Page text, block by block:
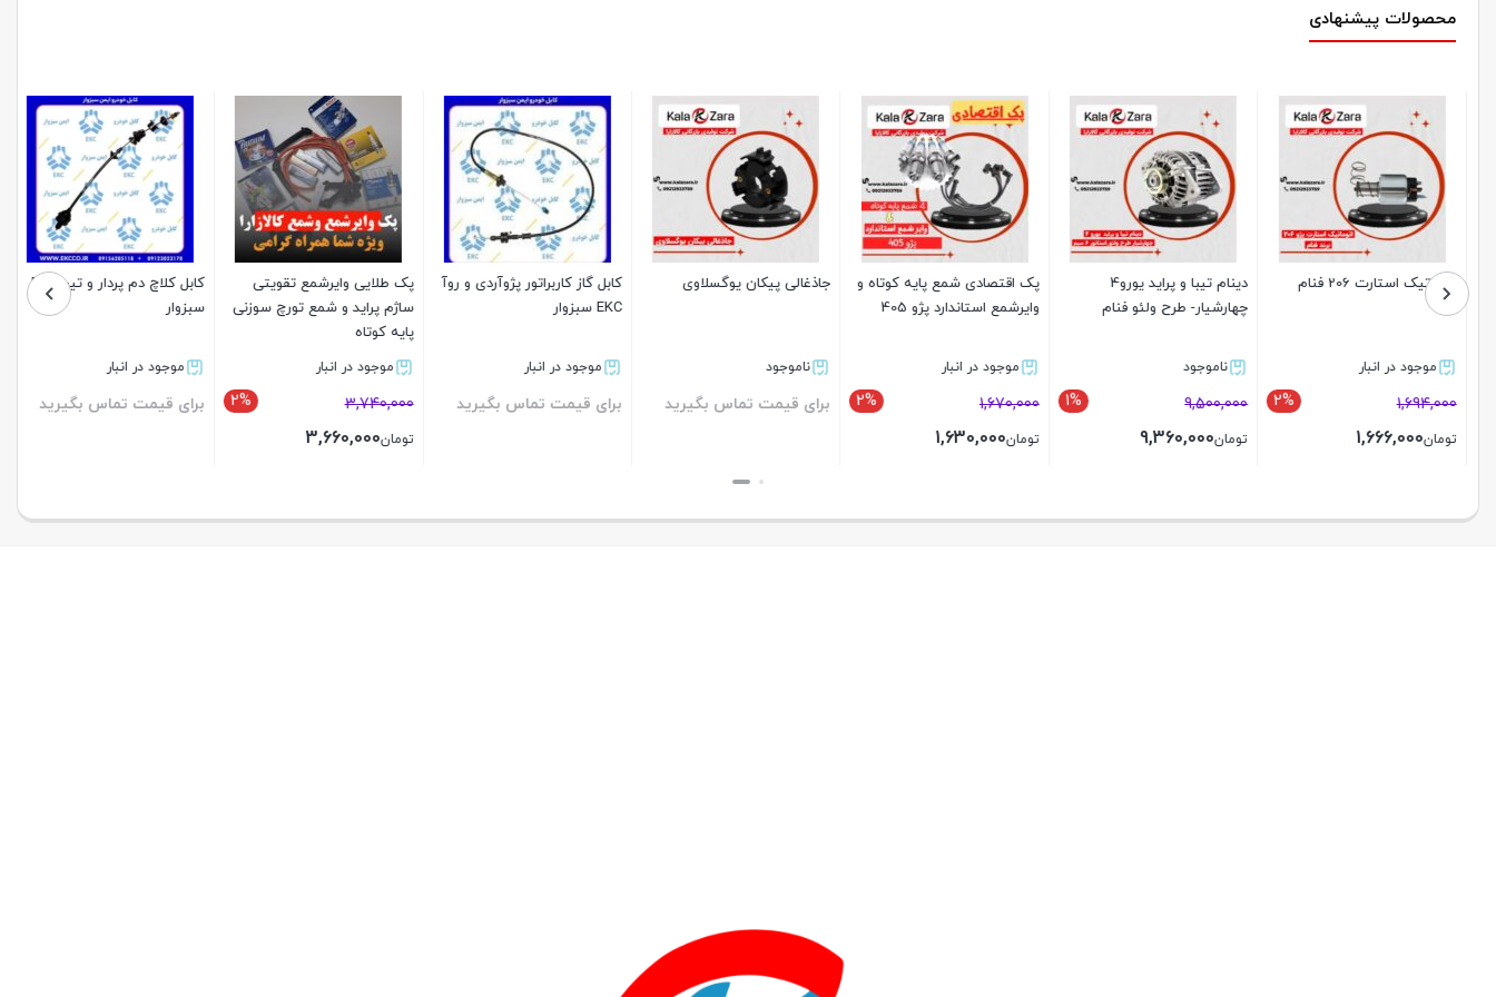
محصولات پیشنهادی
اتوماتیک استارت 206 فنام
موجود در انبار
2% 1,694,000
تومان1,666,000
دینام تیبا و پراید یورو4
چهارشیار- طرح ولئو فنام
ناموجود
1% 9,500,000
تومان9,360,000
پک اقتصادی شمع پایه کوتاه و
وایرشمع استاندارد پژو 405
موجود در انبار
2% 1,670,000
تومان1,630,000
جاذغالی پیکان یوگسلاوی
ناموجود
برای قیمت تماس بگیرید
کابل گاز کاربراتور پژوآردی و روآ
EKC سبزوار
موجود در انبار
برای قیمت تماس بگیرید
پک طلایی وایرشمع تقویتی
ساژم پراید و شمع تورچ سوزنی
پایه کوتاه
موجود در انبار
2% 3,740,000
تومان3,660,000
کابل کلاچ دم پردار و تیبا EKC
سبزوار
موجود در انبار
برای قیمت تماس بگیرید